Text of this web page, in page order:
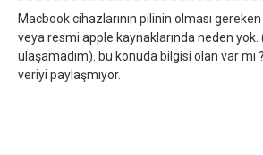
Macbook cihazlarının pilinin olması
veya resmi apple kaynaklarında neden yok.
ulaşamadım). bu konuda bilgisi olan var mı
veriyi paylaşmıyor.